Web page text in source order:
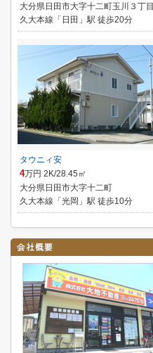
大分県日田市大字十二町玉川３丁目
久大本線「日田」駅 徒歩20分
タウニィ安
4万円 2K/28.45㎡
大分県日田市大字十二町
久大本線「光岡」駅 徒歩10分